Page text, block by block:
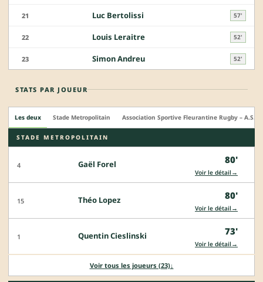
21 Luc Bertolissi 57'
22 Louis Leraitre 52'
23 Simon Andreu 52'
STATS PAR JOUEUR
Les deux Stade Metropolitain Association Sportive Fleurantine Rugby – A.S.F.
STADE METROPOLITAIN
4 Gaël Forel 80'
Voir le détail →
15 Théo Lopez 80'
Voir le détail →
1 Quentin Cieslinski 73'
Voir le détail →
Voir tous les joueurs (23)↓